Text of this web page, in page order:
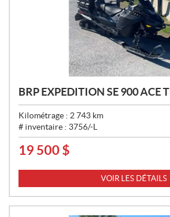
BRP EXPEDITION SE 900 ACE
Kilométrage : 2 743 km
# inventaire : 3756/-L
P
X
19 500 $
VOIR LES DÉTAILS